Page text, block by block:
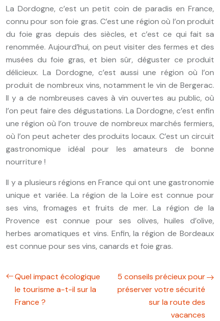
La Dordogne, c’est un petit coin de paradis en France,
connu pour son foie gras. C’est une région où l’on produit
du foie gras depuis des siècles, et c’est ce qui fait sa
renommée. Aujourd’hui, on peut visiter des fermes et des
musées du foie gras, et bien sûr, déguster ce produit
délicieux. La Dordogne, c’est aussi une région où l’on
produit de nombreux vins, notamment le vin de Bergerac.
Il y a de nombreuses caves à vin ouvertes au public, où
l’on peut faire des dégustations. La Dordogne, c’est enfin
une région où l’on trouve de nombreux marchés fermiers,
où l’on peut acheter des produits locaux. C’est un circuit
gastronomique idéal pour les amateurs de bonne
nourriture !
Il y a plusieurs régions en France qui ont une gastronomie
unique et variée. La région de la Loire est connue pour
ses vins, fromages et fruits de mer. La région de la
Provence est connue pour ses olives, huiles d’olive,
herbes aromatiques et vins. Enfin, la région de Bordeaux
est connue pour ses vins, canards et foie gras.
Quel impact écologique
le tourisme a-t-il sur la
France ?
5 conseils précieux pour
préserver votre sécurité
sur la route des
vacances